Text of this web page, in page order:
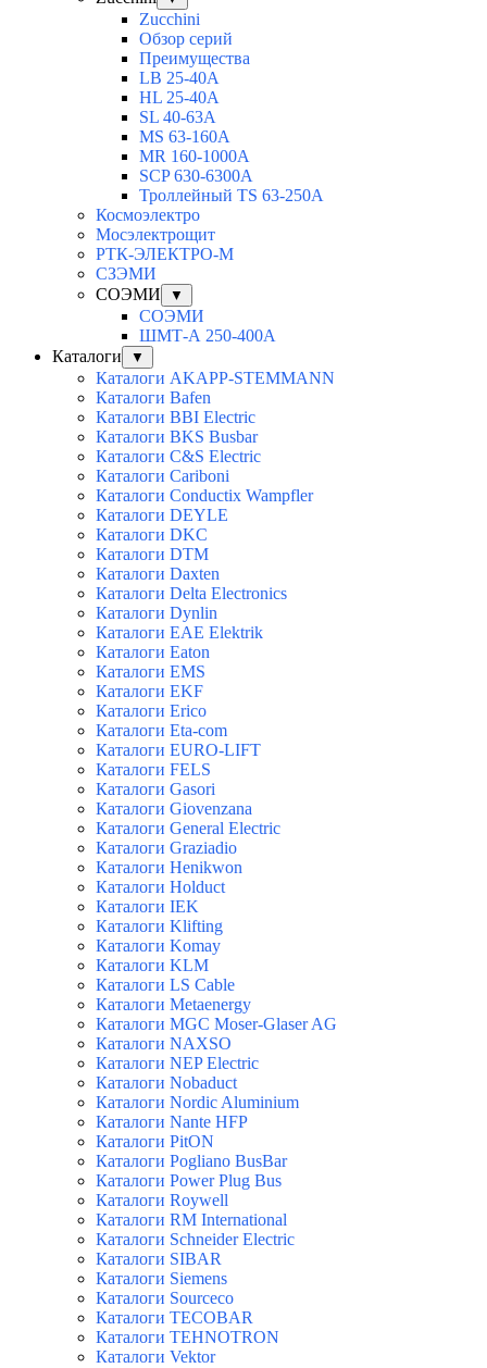
Zucchini
Обзор серий
Преимущества
LB 25-40A
HL 25-40A
SL 40-63A
MS 63-160A
MR 160-1000A
SCP 630-6300A
Троллейный TS 63-250A
Космоэлектро
Мосэлектрощит
РТК-ЭЛЕКТРО-М
СЗЭМИ
СОЭМИ
▼
СОЭМИ
ШМТ-А 250-400А
Каталоги
▼
Каталоги AKAPP-STEMMANN
Каталоги Bafen
Каталоги BBI Electric
Каталоги BKS Busbar
Каталоги C&S Electric
Каталоги Cariboni
Каталоги Conductix Wampfler
Каталоги DEYLE
Каталоги DKC
Каталоги DTM
Каталоги Daxten
Каталоги Delta Electronics
Каталоги Dynlin
Каталоги EAE Elektrik
Каталоги Eaton
Каталоги EMS
Каталоги EKF
Каталоги Erico
Каталоги Eta-com
Каталоги EURO-LIFT
Каталоги FELS
Каталоги Gasori
Каталоги Giovenzana
Каталоги General Electric
Каталоги Graziadio
Каталоги Henikwon
Каталоги Holduct
Каталоги IEK
Каталоги Klifting
Каталоги Komay
Каталоги KLM
Каталоги LS Cable
Каталоги Metaenergy
Каталоги MGC Moser-Glaser AG
Каталоги NAXSO
Каталоги NEP Electric
Каталоги Nobaduct
Каталоги Nordic Aluminium
Каталоги Nante HFP
Каталоги PitON
Каталоги Pogliano BusBar
Каталоги Power Plug Bus
Каталоги Roywell
Каталоги RM International
Каталоги Schneider Electric
Каталоги SIBAR
Каталоги Siemens
Каталоги Sourceco
Каталоги TECOBAR
Каталоги TEHNOTRON
Каталоги Vektor